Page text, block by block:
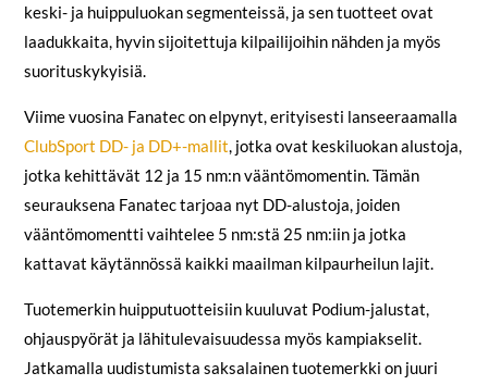
keski- ja huippuluokan segmenteissä, ja sen tuotteet ovat
laadukkaita, hyvin sijoitettuja kilpailijoihin nähden ja myös
suorituskykyisiä.
Viime vuosina Fanatec on elpynyt, erityisesti lanseeraamalla
ClubSport DD- ja DD+-mallit, jotka ovat keskiluokan alustoja,
jotka kehittävät 12 ja 15 nm:n vääntömomentin. Tämän
seurauksena Fanatec tarjoaa nyt DD-alustoja, joiden
vääntömomentti vaihtelee 5 nm:stä 25 nm:iin ja jotka
kattavat käytännössä kaikki maailman kilpaurheilun lajit.
Tuotemerkin huipputuotteisiin kuuluvat Podium-jalustat,
ohjauspyörät ja lähitulevaisuudessa myös kampiakselit.
Jatkamalla uudistumista saksalainen tuotemerkki on juuri